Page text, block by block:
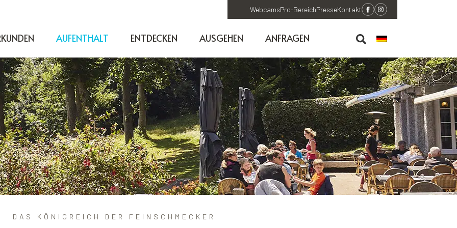
WebcamsPro-BereichPresseKontakt
AUFENTHALT ENTDECKEN AUSGEHEN ANFRAGEN
DAS KÖNIGREICH DER FEINSCHMECKER